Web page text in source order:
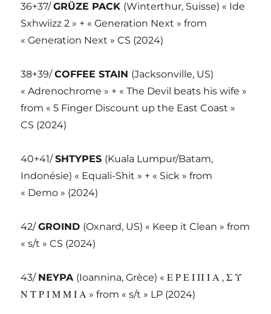
36+37/GRÜZE PACK (Winterthur, Suisse) « Ide
Sxhwiizz 2 » + « Generation Next » from
« Generation Next » CS (2024)
38+39/COFFEE STAIN (Jacksonville, US)
« Adrenochrome » + « The Devil beats his wife »
from « 5 Finger Discount up the East Coast »
CS (2024)
40+41/SHTYPES (Kuala Lumpur/Batam,
Indonésie) « Equali-Shit » + « Sick » from
« Demo » (2024)
42/GROIND (Oxnard, US) « Keep it Clean » from
« s/t » CS (2024)
43/ NEYPA (Ioannina, Grèce) « Ε Ρ Ε Ι Π Ι Α , Σ Υ
Ν Τ Ρ Ι Μ Μ Ι Α » from « s/t » LP (2024)